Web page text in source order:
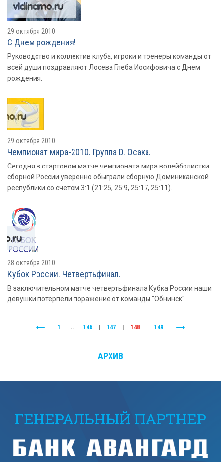
29 октября 2010
С Днем рождения!
Руководство и коллектив клуба, игроки и тренеры команды от
всей души поздравляют Лосева Глеба Иосифовича с Днем
рождения.
29 октября 2010
Чемпионат мира-2010. Группа D. Осака.
Сегодня в стартовом матче чемпионата мира волейболистки
сборной России уверенно обыграли сборную Доминиканской
республики со счетом 3:1 (21:25, 25:9, 25:17, 25:11).
28 октября 2010
Кубок России. Четвертьфинал.
В заключительном матче четвертьфинала Кубка России наши
девушки потерпели поражение от команды "Обнинск".
1 .. 146 147 148 149
АРХИВ
ГЕНЕРАЛЬНЫЙ ПАРТНЕР